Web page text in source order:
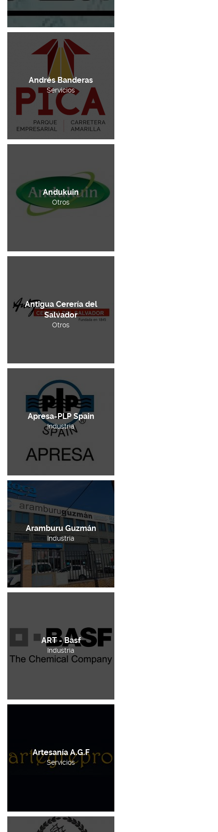
Andrés Banderas
Servicios
Andukuin
Otros
Antigua Cerería del
Salvador
Otros
Apresa-PLP Spain
Industria
Aramburu Guzmán
Industria
ART - Basf
Industria
Artesanía A.G.F
Servicios